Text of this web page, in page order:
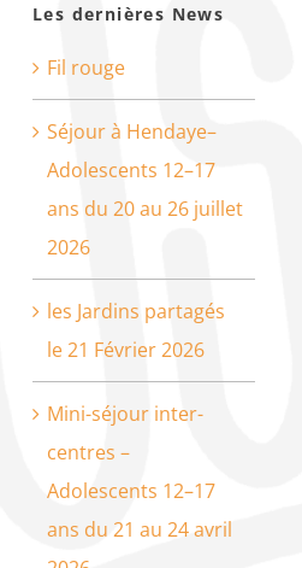
Les dernières News
Fil rouge
Séjour à Hendaye–
Adolescents 12–17
ans du 20 au 26 juillet
2026
les Jardins partagés
le 21 Février 2026
Mini-séjour inter-
centres –
Adolescents 12–17
ans du 21 au 24 avril